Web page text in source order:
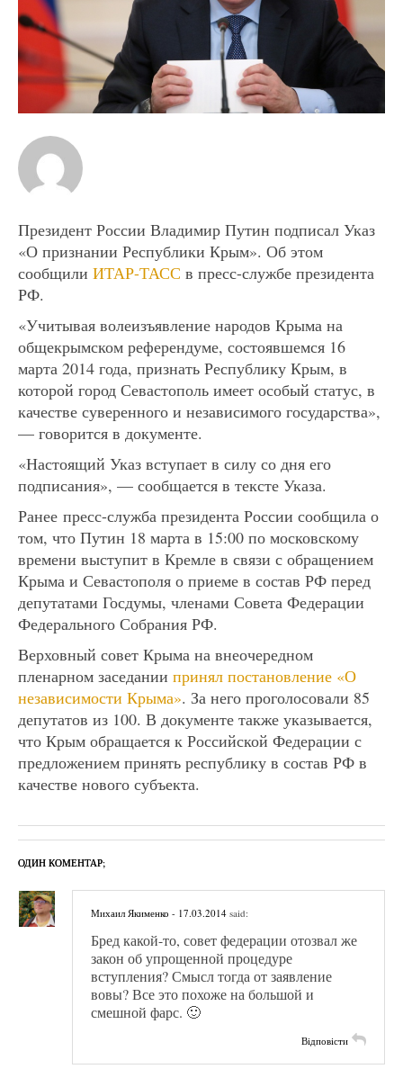
Президент России Владимир Путин подписал Указ
«О признании Республики Крым». Об этом
сообщили ИТАР-ТАСС в пресс-службе президента
РФ.
«Учитывая волеизъявление народов Крыма на
общекрымском референдуме, состоявшемся 16
марта 2014 года, признать Республику Крым, в
которой город Севастополь имеет особый статус, в
качестве суверенного и независимого государства»,
— говорится в документе.
«Настоящий Указ вступает в силу со дня его
подписания», — сообщается в тексте Указа.
Ранее пресс-служба президента России сообщила о
том, что Путин 18 марта в 15:00 по московскому
времени выступит в Кремле в связи с обращением
Крыма и Севастополя о приеме в состав РФ перед
депутатами Госдумы, членами Совета Федерации
Федерального Собрания РФ.
Верховный совет Крыма на внеочередном
пленарном заседании принял постановление «О
независимости Крыма». За него проголосовали 85
депутатов из 100. В документе также указывается,
что Крым обращается к Российской Федерации с
предложением принять республику в состав РФ в
качестве нового субъекта.
ОДИН КОМЕНТАР;
Михаил Якименко - 17.03.2014 said:
Бред какой-то, совет федерации отозвал же
закон об упрощенной процедуре
вступления? Смысл тогда от заявление
вовы? Все это похоже на большой и
смешной фарс. 🙂
Відповісти